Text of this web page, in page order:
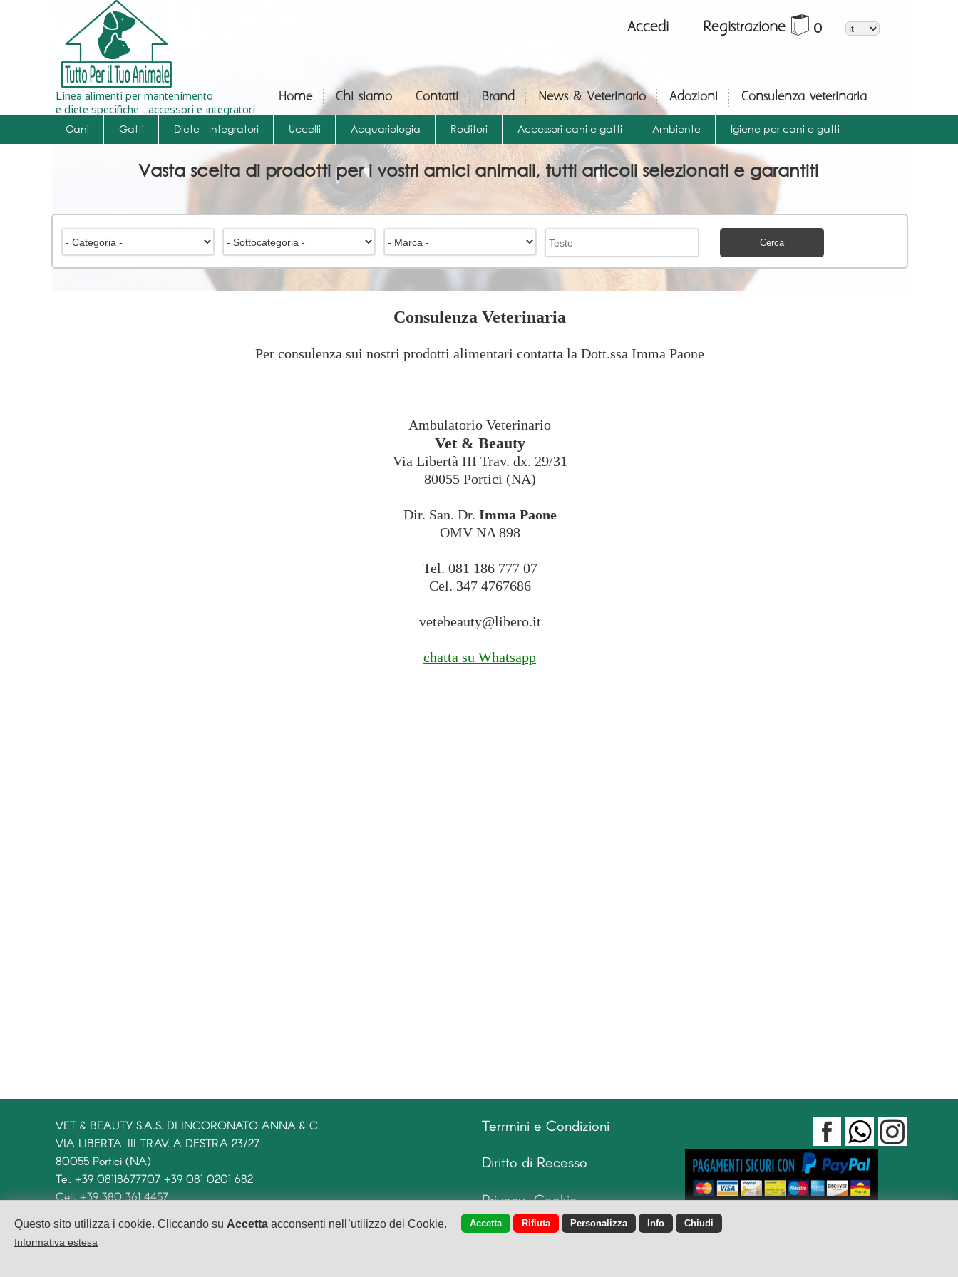
Questo sito utilizza i cookie. Cliccando su Accetta acconsenti nell`utilizzo dei Cookie.
Informativa estesa
Accetta Rifiuta Personalizza Info Chiudi
Vasta scelta di prodotti per i vostri amici animali, tutti articoli selezionati e garantiti
Consulenza Veterinaria
Per consulenza sui nostri prodotti alimentari contatta la Dott.ssa Imma Paone
Ambulatorio Veterinario
Vet & Beauty
Via Libertà III Trav. dx. 29/31
80055 Portici (NA)
Dir. San. Dr. Imma Paone
OMV NA 898
Tel. 081 186 777 07
Cel. 347 4767686
vetebeauty@libero.it
chatta su Whatsapp
Linea alimenti per mantenimento
e diete specifiche... accessori e integratori
Cani Gatti Diete - Integratori Uccelli Acquariologia Roditori Accessori cani e gatti Ambiente Igiene per cani e gatti
Home Chi siamo Contatti Brand News & Veterinario Adozioni Consulenza veterinaria
* 0
Accedi Registrazione
VET & BEAUTY S.A.S. DI INCORONATO ANNA & C.
VIA LIBERTA' III TRAV. A DESTRA 23/27
80055 Portici (NA)
Tel. +39 08118677707 +39 081 0201 682
Cell. +39 380 361 4457
P. IVA 05010881216
Terrmini e Condizioni
Diritto di Recesso
PrivacyCookie